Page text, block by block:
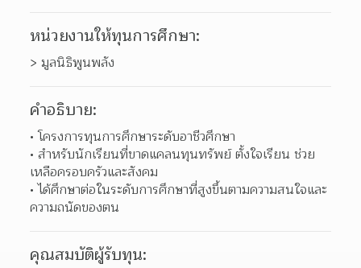
หน่วยงานให้ทุนการศึกษา:
> มูลนิธิพูนพลัง
คำอธิบาย:
โครงการทุนการศึกษาระดับอาชีวศึกษา
สำหรับนักเรียนที่ขาดแคลนทุนทรัพย์ ตั้งใจเรียน ช่วย
เหลือครอบครัวและสังคม
ได้ศึกษาต่อในระดับการศึกษาที่สูงขึ้นตามความสนใจและ
ความถนัดของตน
คุณสมบัติผู้รับทุน: